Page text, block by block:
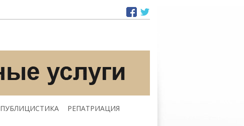
ПУБЛИЦИСТИКА РЕПАТРИАЦИЯ